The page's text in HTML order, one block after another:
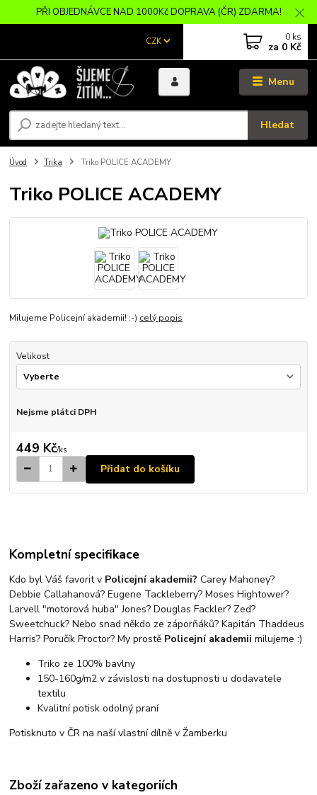
PŘI OBJEDNÁVCE NAD 1000Kč DOPRAVA (ČR) ZDARMA!
Menu
CZK
Hledat
0 ks
za 0 Kč
Úvod Trika Triko POLICE ACADEMY
Triko POLICE ACADEMY
Milujeme Policejní akademii! :-) celý popis
Velikost
Nejsme plátci DPH
449 Kč/ks
Přidat do košíku
Kompletní specifikace
Kdo byl Váš favorit v Policejní akademii?Carey Mahoney?
Debbie Callahanová? Eugene Tackleberry? Moses Hightower?
Larvell "motorová huba" Jones? Douglas Fackler? Zed?
Sweetchuck? Nebo snad někdo ze záporňáků? Kapitán Thaddeus
Harris? Poručík Proctor? My prostě Policejní akademiimilujeme :)
Triko ze 100% bavlny
150-160g/m2 v závislosti na dostupnosti u dodavatele
textilu
Kvalitní potisk odolný praní
Potisknuto v ČR na naší vlastní dílně v Žamberku
Zboží zařazeno v kategoriích